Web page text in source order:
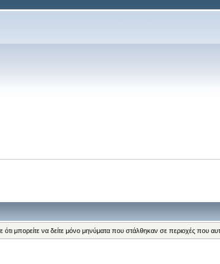
μπορείτε να δείτε μόνο μηνύματα που στάλθηκαν σε περιοχές που